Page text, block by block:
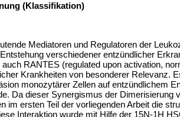
(Klassifikation)
Mediatoren und Regulatoren der
verschiedener entzündlicher
RANTES (regulated upon activation,
Krankheiten von besonderer Relevanz.
monozytärer Zellen auf entzündlichem
Da dieser Synergismus der Dimerisierung
im ersten Teil der vorliegenden Arbeit die
Interaktion wurde mit Hilfe der 15N-1H